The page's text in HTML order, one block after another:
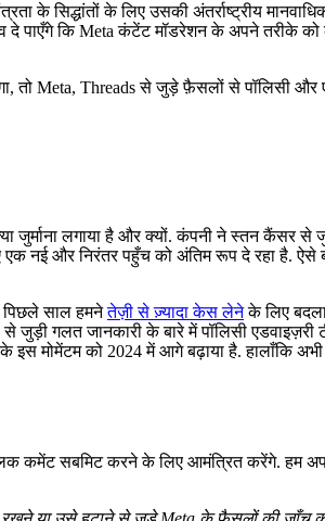
के सिद्धांतों के लिए उसकी अंतर्राष्ट्रीय
दे पाएँगे कि Meta कंटेंट मॉडरेशन के अपने तरीके
तो Meta, Threads से जुड़े फ़ैसलों से पॉलिसी और
जुर्माना लगाया है और क्यों. कंपनी ने स्तन
नई और निरंतर पहुँच को अंतिम रूप दे रहा है.
पिछले साल हमनेतेज़ी से ज़्यादा केस लेनेके लिए
गलत जानकारी के बारे में पॉलिसी एडवाइज़री
मोमेंटम को 2024 में आगे बढ़ाया है. हालाँकि
कमेंट सबमिट करने के लिए आमंत्रित करेंगे. हम